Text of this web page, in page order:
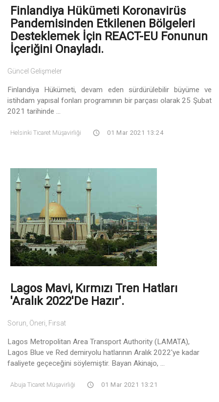
Finlandiya Hükümeti Koronavirüs
Pandemisinden Etkilenen Bölgeleri
Desteklemek İçin REACT-EU Fonunun
İçeriğini Onayladı.
Güncel Gelişmeler
Finlandiya Hükümeti, devam eden sürdürülebilir büyüme ve
istihdam yapısal fonları programının bir parçası olarak 25 Şubat
2021 tarihinde ...
Helsinki Ticaret Müşavirliği 01 Mar 2021 13:24
Lagos Mavi, Kırmızı Tren Hatları
'Aralık 2022'de Hazır'.
Sorun, Öneri, Fırsat
Lagos Metropolitan Area Transport Authority (LAMATA),
Lagos Blue ve Red demiryolu hatlarının Aralık 2022'ye kadar
faaliyete geçeceğini söylemiştir. Bayan Akinajo, ...
Abuja Ticaret Müşavirliği 01 Mar 2021 13:21